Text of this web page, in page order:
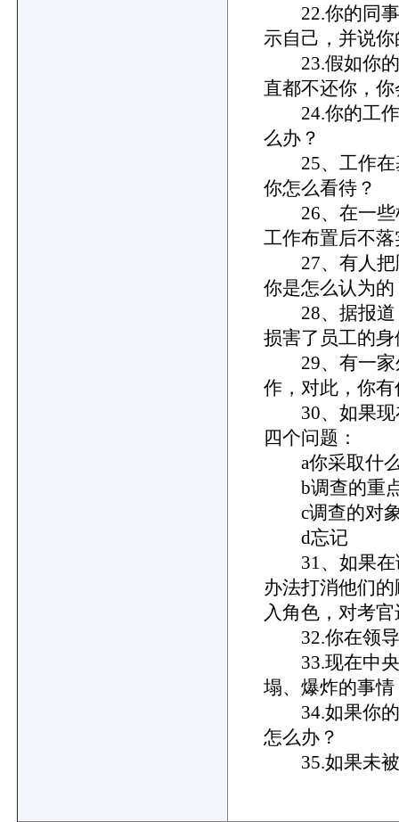
22.你的同事
示自己，并说
23.假如你的
直都不还你，
24.你的工作
么办？
25、工作在
你怎么看待？
26、在一些
工作布置后不
27、有人把
你是怎么认为的
28、据报道
损害了员工的
29、有一家
作，对此，你
30、如果现
四个问题：
a你采取什
b调查的重
c调查的对
d忘记
31、如果在
办法打消他们
入角色，对考
32.你在领导
33.现在中央
塌、爆炸的事
34.如果你的
怎么办？
35.如果未被